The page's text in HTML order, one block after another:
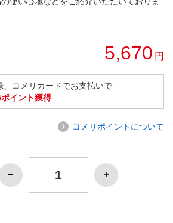
5,670 円
、コメリカードでお支払いで
イント獲得
コメリポイントについて